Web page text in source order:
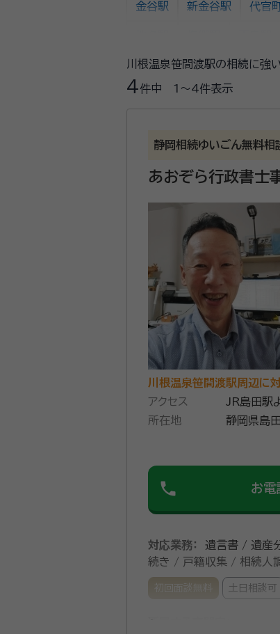
金谷駅 新金谷駅 代官
川根温泉笹間渡駅の相続に強
4件中 1〜4件表示
静岡相続ゆいごん無料相
あおぞら行政書士
川根温泉笹間渡駅周辺に
アクセス
JR島田駅
所在地
静岡県島
phone お電
対応業務：
遺言書 / 遺産
続き / 戸籍収集 / 相続人
初回面談無料 土日相談可